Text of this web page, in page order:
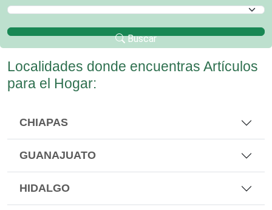
Selecciona un Municipio
Buscar
Localidades donde encuentras Artículos
para el Hogar:
CHIAPAS
GUANAJUATO
HIDALGO